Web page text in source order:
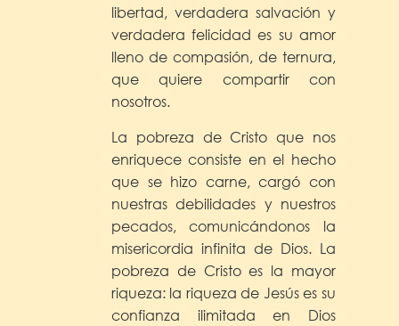
libertad, verdadera salvación y
verdadera felicidad es su amor
lleno de compasión, de ternura,
que quiere compartir con
nosotros.
La pobreza de Cristo que nos
enriquece consiste en el hecho
que se hizo carne, cargó con
nuestras debilidades y nuestros
pecados, comunicándonos la
misericordia infinita de Dios. La
pobreza de Cristo es la mayor
riqueza: la riqueza de Jesús es su
confianza ilimitada en Dios